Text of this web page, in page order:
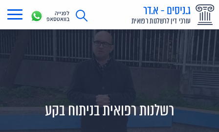
ג.ניסים - א.דר
עורכי דין לרשלנות רפואית
תחומי עיסוק
מדריך רשלנות רפואית
תביעת רשלנות רפואית
תביעות בתקשורת
אודות
לפנייה
בוואטסאפ
רשלנות רפואית בניתוח בקע